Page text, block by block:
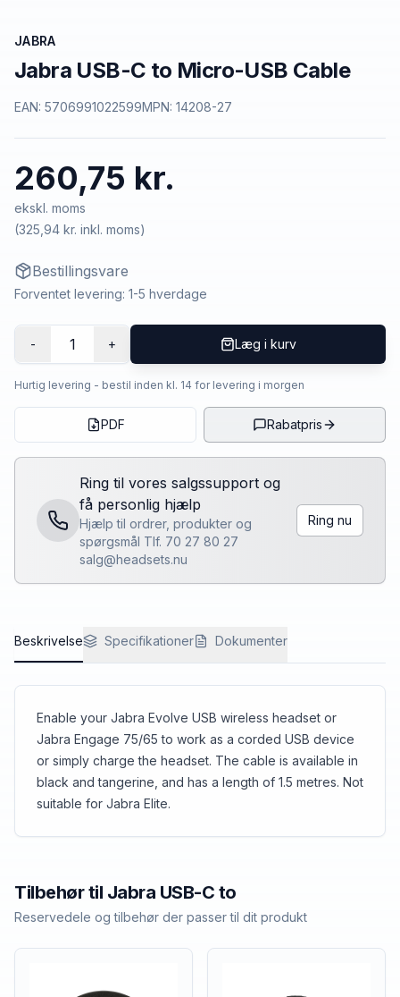
JABRA
Jabra USB-C to Micro-USB Cable
EAN: 5706991022599MPN: 14208-27
260,75 kr.
ekskl. moms
(325,94 kr. inkl. moms)
Bestillingsvare
Forventet levering: 1-5 hverdage
- 1 + Læg i kurv
Hurtig levering - bestil inden kl. 14 for levering i morgen
PDF Rabatpris
Ring til vores salgssupport og
få personlig hjælp
Hjælp til ordrer, produkter og
spørgsmål Tlf. 70 27 80 27
salg@headsets.nu
Ring nu
Beskrivelse Specifikationer Dokumenter
Enable your Jabra Evolve USB wireless headset or
Jabra Engage 75/65 to work as a corded USB device
or simply charge the headset. The cable is available in
black and tangerine, and has a length of 1.5 metres. Not
suitable for Jabra Elite.
Tilbehør til Jabra USB-C to
Reservedele og tilbehør der passer til dit produkt